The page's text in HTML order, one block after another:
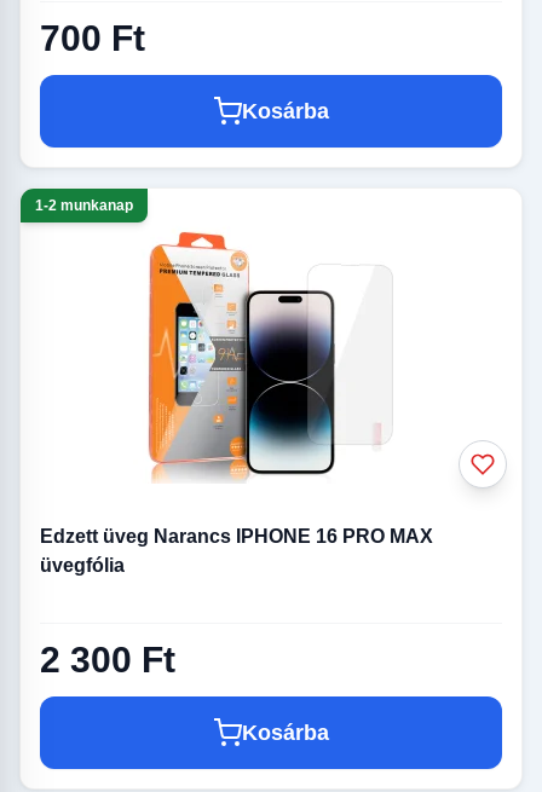
700 Ft
Kosárba
1-2 munkanap
Edzett üveg Narancs IPHONE 16 PRO MAX
üvegfólia
2 300 Ft
Kosárba